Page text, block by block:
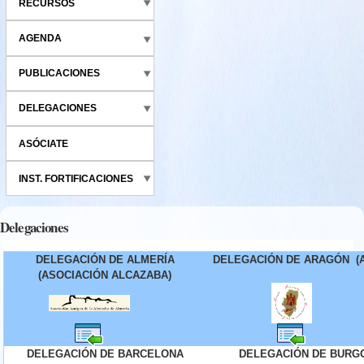
RECURSOS
AGENDA
PUBLICACIONES
DELEGACIONES
ASÓCIATE
INST. FORTIFICACIONES
Delegaciones
DELEGACIÓN DE ALMERÍA
(ASOCIACIÓN ALCAZABA)
DELEGACIÓN DEARAGÓN
almeria.png
menu-145776.png
menu-145776.png
DELEGACIÓN DE BARCELONA DELEGACIÓN DE